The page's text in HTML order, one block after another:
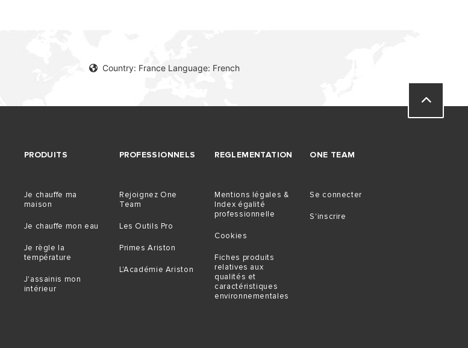
Country: France Language: French
PRODUITS
Je chauffe ma
maison
Je chauffe mon eau
Je règle la
température
J'assainis mon
intérieur
PROFESSIONNELS
Rejoignez One
Team
Les Outils Pro
Primes Ariston
L'Académie Ariston
REGLEMENTATION
Mentions légales &
Index égalité
professionnelle
Cookies
Fiches produits
relatives aux
qualités et
caractéristiques
environnementales
ONE TEAM
Se connecter
S'inscrire